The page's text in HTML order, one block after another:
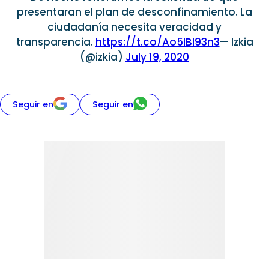
presentaran el plan de desconfinamiento. La
ciudadanía necesita veracidad y
transparencia. https://t.co/Ao5IBI93n3— Izkia
(@izkia) July 19, 2020
Seguir en Seguir en